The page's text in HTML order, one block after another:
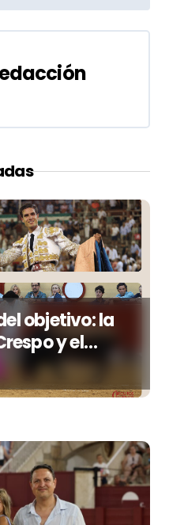
objetivo: la
y el